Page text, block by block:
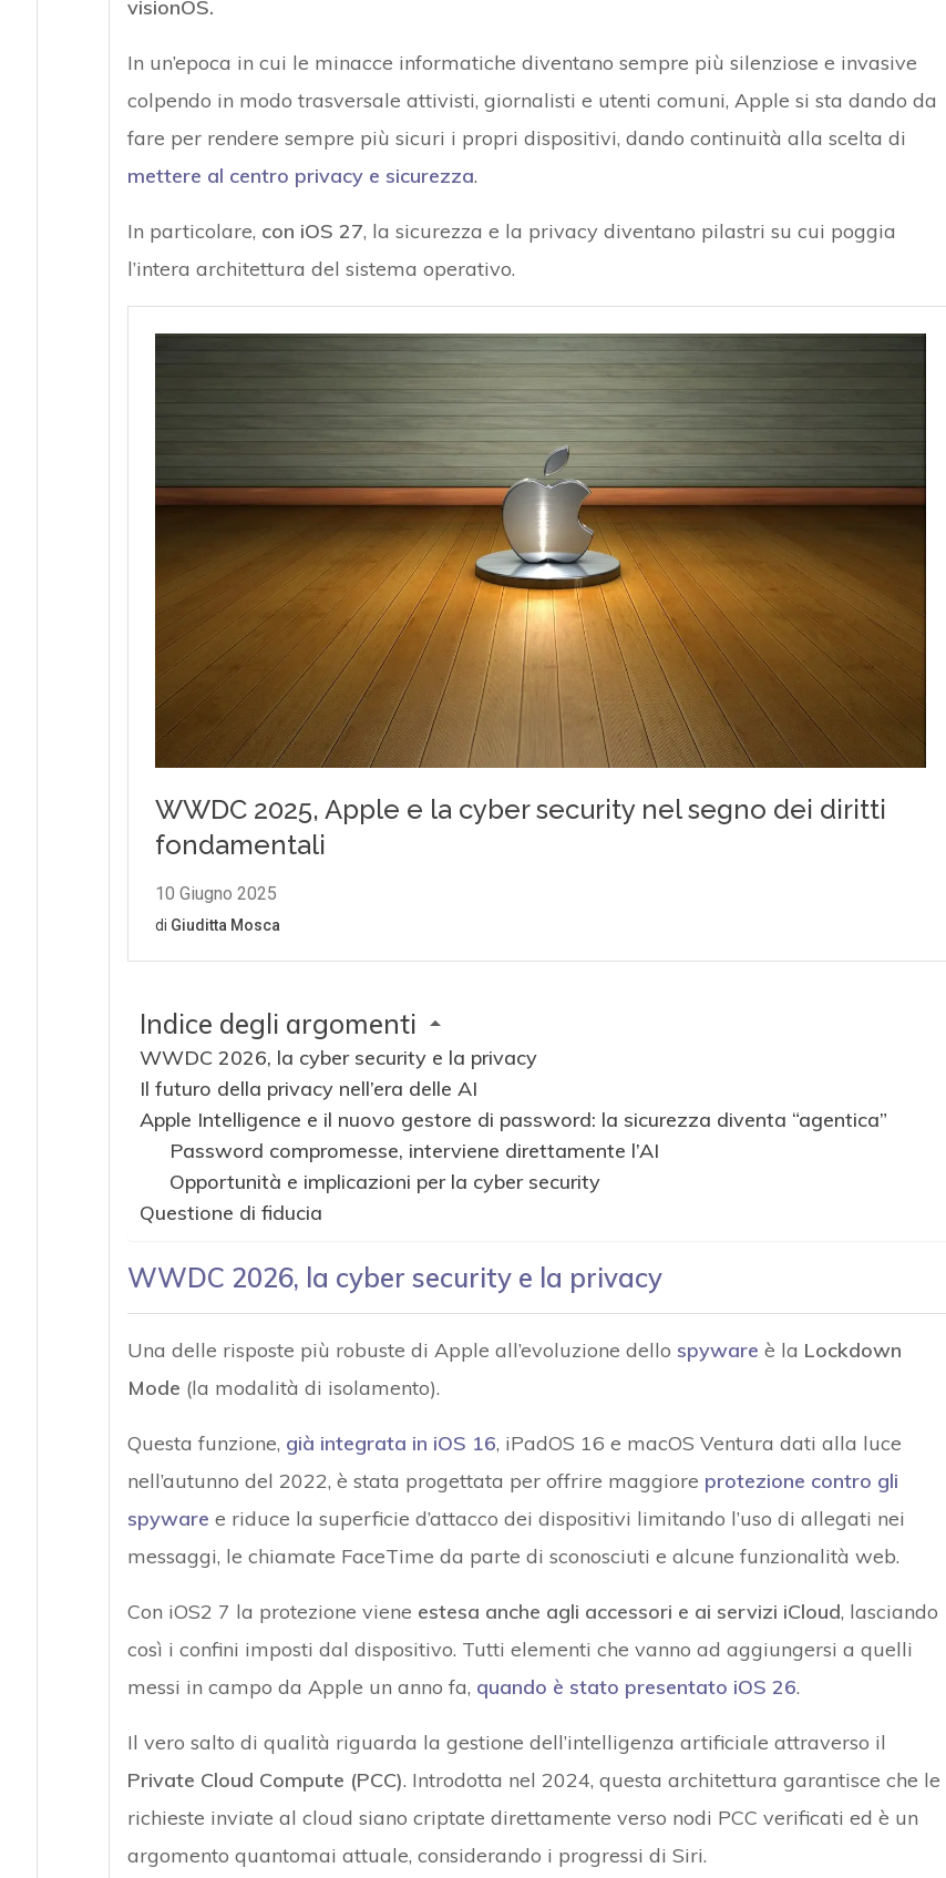
visionOS.
In un’epoca in cui le minacce informatiche diventano sempre più silenziose e invasive
colpendo in modo trasversale attivisti, giornalisti e utenti comuni, Apple si sta dando da
fare per rendere sempre più sicuri i propri dispositivi, dando continuità alla scelta di
mettere al centro privacy e sicurezza.
In particolare, con iOS 27, la sicurezza e la privacy diventano pilastri su cui poggia
l’intera architettura del sistema operativo.
Indice degli argomenti
WWDC 2026, la cyber security e la privacy
Il futuro della privacy nell’era delle AI
Apple Intelligence e il nuovo gestore di password: la sicurezza diventa “agentica”
Password compromesse, interviene direttamente l’AI
Opportunità e implicazioni per la cyber security
Questione di fiducia
WWDC 2026, la cyber security e la privacy
Una delle risposte più robuste di Apple all’evoluzione dello spyware è la Lockdown
Mode (la modalità di isolamento).
Questa funzione, già integrata in iOS 16, iPadOS 16 e macOS Ventura dati alla luce
nell’autunno del 2022, è stata progettata per offrire maggiore protezione contro gli
spyware e riduce la superficie d’attacco dei dispositivi limitando l’uso di allegati nei
messaggi, le chiamate FaceTime da parte di sconosciuti e alcune funzionalità web.
Con iOS2 7 la protezione viene estesa anche agli accessori e ai servizi iCloud, lasciando
così i confini imposti dal dispositivo. Tutti elementi che vanno ad aggiungersi a quelli
messi in campo da Apple un anno fa, quando è stato presentato iOS 26.
Il vero salto di qualità riguarda la gestione dell’intelligenza artificiale attraverso il
Private Cloud Compute (PCC). Introdotta nel 2024, questa architettura garantisce che le
richieste inviate al cloud siano criptate direttamente verso nodi PCC verificati ed è un
argomento quantomai attuale, considerando i progressi di Siri.